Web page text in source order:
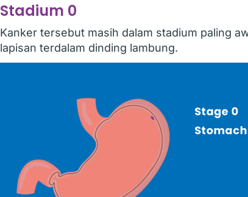
Stadium 0
Kanker tersebut masih dalam stadium paling
lapisan terdalam dinding lambung.